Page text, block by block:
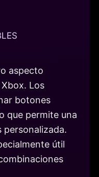
aspecto
Los
botones
que permite una
personalizada.
útil